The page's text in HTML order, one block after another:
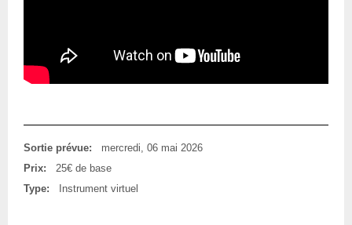
Sortie prévue:
mercredi, 06 mai 2026
Prix:
25€ de base
Type:
Instrument virtuel